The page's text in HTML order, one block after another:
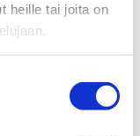
heille tai joita on